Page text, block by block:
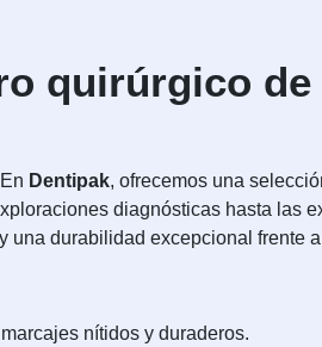
quirúrgico de
Dentipak, ofrecemos una
diagnósticas hasta las
una durabilidad excepcional frente
nítidos y duraderos.